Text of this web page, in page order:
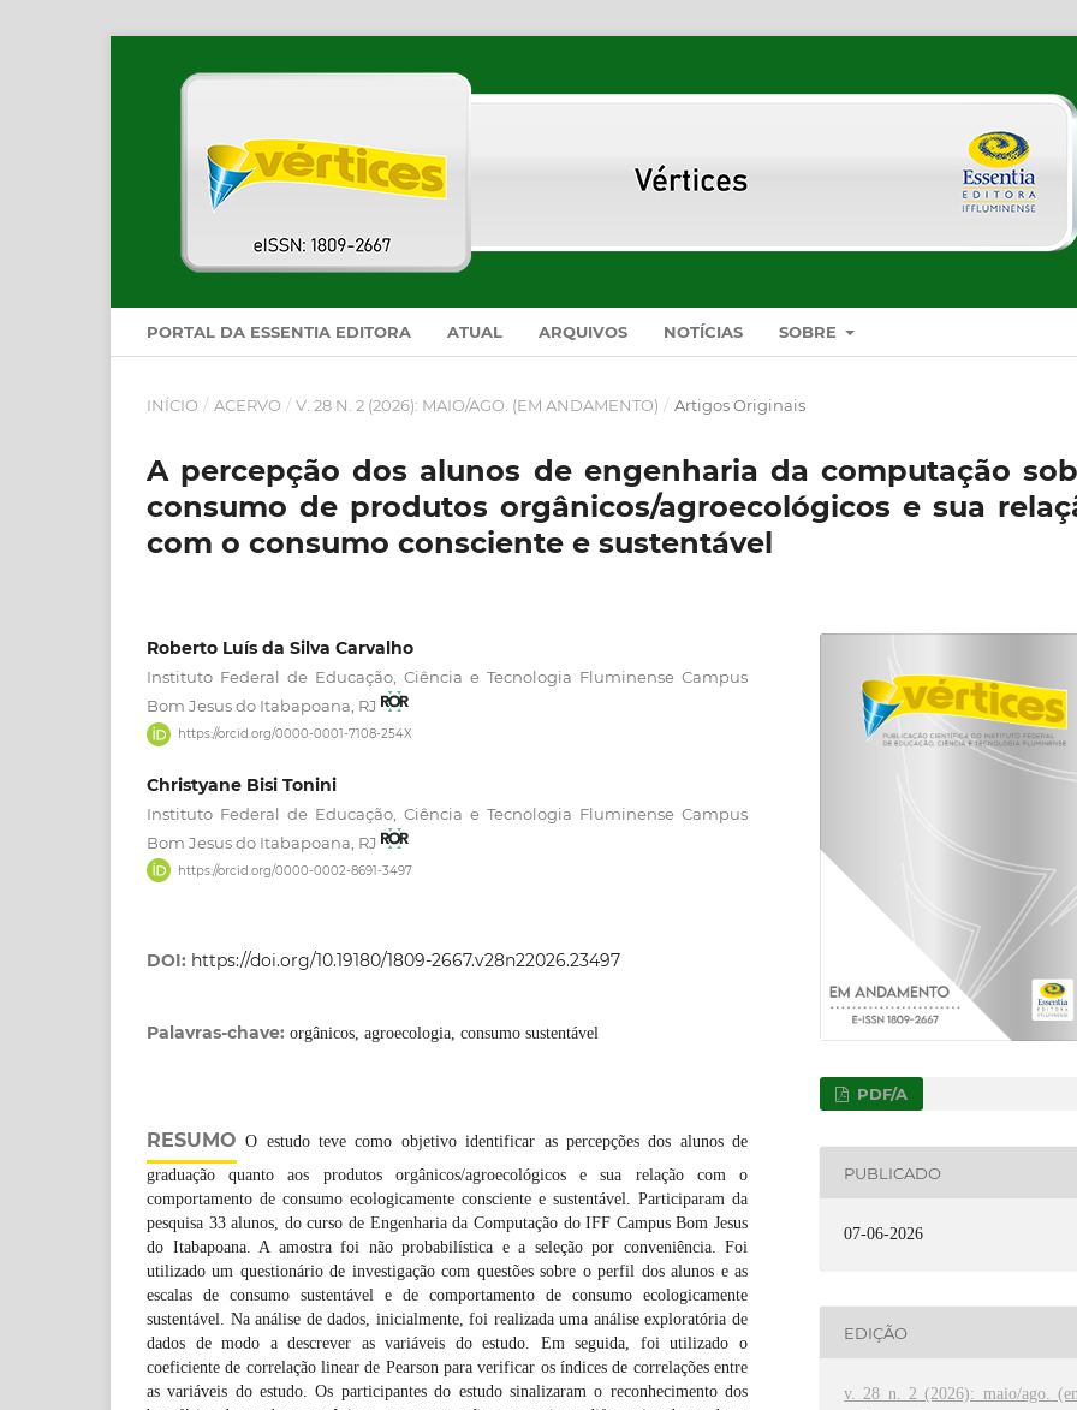
PORTAL DA ESSENTIA EDITORA ATUAL ARQUIVOS NOTÍCIAS SOBRE
INÍCIO / ACERVO / V. 28 N. 2 (2026): MAIO/AGO. (EM ANDAMENTO) / Artigos Originais
A percepção dos alunos de engenharia da computação
consumo de produtos orgânicos/agroecológicos e sua
com o consumo consciente e sustentável
Roberto Luís da Silva Carvalho
Instituto Federal de Educação, Ciência e Tecnologia Fluminense Campus
Bom Jesus do Itabapoana, RJ
https://orcid.org/0000-0001-7108-254X
Christyane Bisi Tonini
Instituto Federal de Educação, Ciência e Tecnologia Fluminense Campus
Bom Jesus do Itabapoana, RJ
https://orcid.org/0000-0002-8691-3497
DOI: https://doi.org/10.19180/1809-2667.v28n22026.23497
Palavras-chave: orgânicos, agroecologia, consumo sustentável
RESUMO O estudo teve como objetivo identificar as percepções dos alunos de
graduação quanto aos produtos orgânicos/agroecológicos e sua relação com o
comportamento de consumo ecologicamente consciente e sustentável. Participaram da
pesquisa 33 alunos, do curso de Engenharia da Computação do IFF Campus Bom Jesus
do Itabapoana. A amostra foi não probabilística e a seleção por conveniência. Foi
utilizado um questionário de investigação com questões sobre o perfil dos alunos e as
escalas de consumo sustentável e de comportamento de consumo ecologicamente
sustentável. Na análise de dados, inicialmente, foi realizada uma análise exploratória de
dados de modo a descrever as variáveis do estudo. Em seguida, foi utilizado o
coeficiente de correlação linear de Pearson para verificar os índices de correlações entre
as variáveis do estudo. Os participantes do estudo sinalizaram o reconhecimento dos
PDF/A
PUBLICADO
07-06-2026
EDIÇÃO
v. 28 n. 2 (2026): maio/ago.